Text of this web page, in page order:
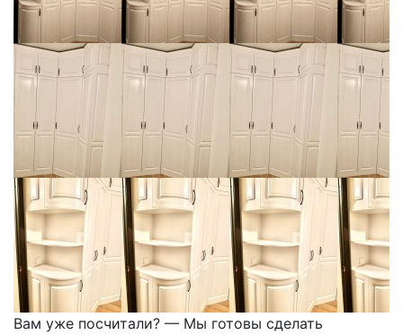
Вам уже посчитали? — Мы готовы сделать